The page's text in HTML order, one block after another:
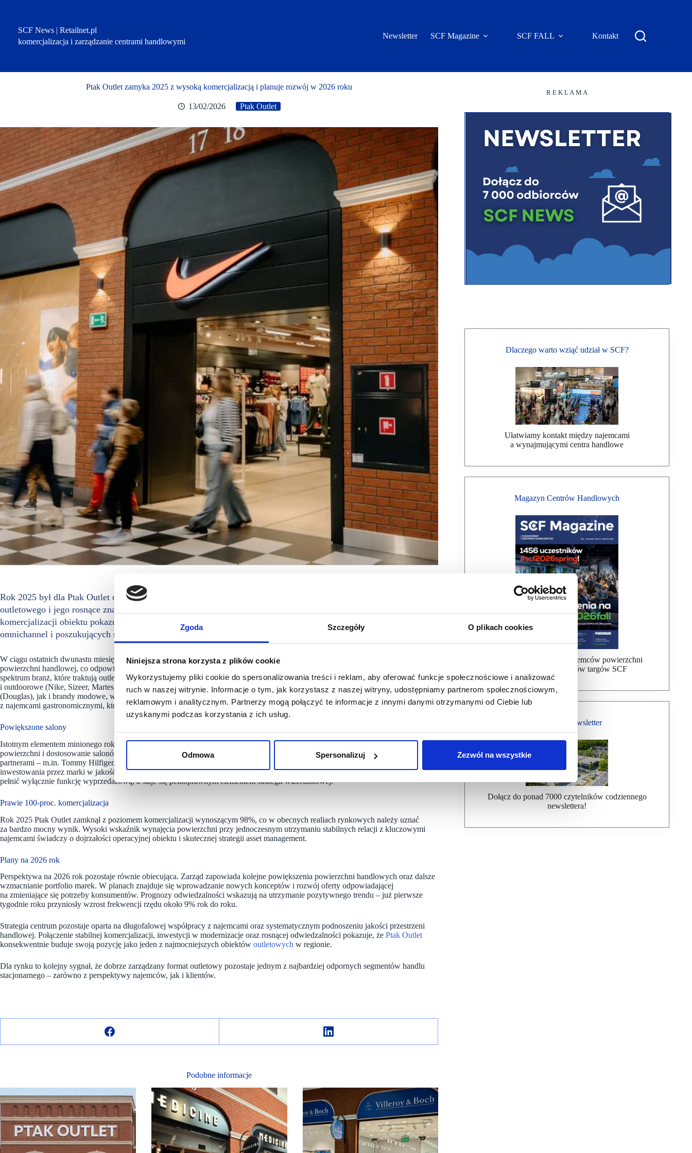
Zgoda Szczegóły O plikach cookies
Niniejsza strona korzysta z plików cookie
Wykorzystujemy pliki cookie do spersonalizowania treści i reklam, aby oferować funkcje społecznościowe i analizować
ruch w naszej witrynie. Informacje o tym, jak korzystasz z naszej witryny, udostępniamy partnerom społecznościowym,
reklamowym i analitycznym. Partnerzy mogą połączyć te informacje z innymi danymi otrzymanymi od Ciebie lub
uzyskanymi podczas korzystania z ich usług.
Odmowa Spersonalizuj Zezwól na wszystkie
SCF News | Retailnet.pl
komercjalizacja i zarządzanie centrami handlowymi
Newsletter SCF Magazine SCF FALL Kontakt
Ptak Outlet zamyka 2025 z wysoką komercjalizacją i planuje rozwój w 2026 roku
13/02/2026 Ptak Outlet
Rok 2025 był dla Ptak Outlet okresem intensywnej aktywności komercyjnej, który potwierdził stabilność formatu
outletowego i jego rosnące znaczenie w strukturze polskiego handlu. Skala podpisanych umów najmu oraz poziom
komercjalizacji obiektu pokazują, że centrum pozostaje atrakcyjną lokalizacją dla marek rozwijających strategie
omnichannel i poszukujących stabilnych, efektywnych przestrzeni sprzedażowych.
W ciągu ostatnich dwunastu miesięcy Ptak Outlet sfinalizował 22 przedłużenia umów najmu obejmujące łącznie blisko 5,4 tys. mkw.
powierzchni handlowej, co odpowiada około 30% całkowitej GLA centrum. Struktura podpisanych kontraktów pokazuje szerokie
spektrum branż, które traktują outlet jako strategiczny kanał sprzedaży. Wśród najemców znalazły się zarówno marki sportowe
i outdoorowe (Nike, Sizeer, Martes Sport), koncepty z segmentu home (Le Creuset, WMF, Villeroy & Boch), operatorzy beauty
(Douglas), jak i brandy modowe, w tym Tommy Hilfiger, Calvin Klein, Vistula, Diverse czy Solar. Do tego dochodzą także umowy
z najemcami gastronomicznymi, które wzmacniają funkcję destynacyjną obiektu.
Powiększone salony
Istotnym elementem minionego roku było pięć kontraktów obejmujących nie tylko przedłużenie współpracy, ale również powiększenie
powierzchni i dostosowanie salonów do najnowszych konceptów wizualnych. Projekty realizowane wspólnie z kluczowymi
partnerami – m.in. Tommy Hilfiger, Calvin Klein, Vistula, Diverse i Alpine Pro – wpisują się w obserwowany na rynku trend
inwestowania przez marki w jakość przestrzeni outletowych. Modernizacje i rozbudowy potwierdzają, że kanał outletowy przestaje
pełnić wyłącznie funkcję wyprzedażową, a staje się pełnoprawnym elementem strategii wizerunkowej.
Prawie 100-proc. komercjalizacja
Rok 2025 Ptak Outlet zamknął z poziomem komercjalizacji wynoszącym 98%, co w obecnych realiach rynkowych należy uznać
za bardzo mocny wynik. Wysoki wskaźnik wynajęcia powierzchni przy jednoczesnym utrzymaniu stabilnych relacji z kluczowymi
najemcami świadczy o dojrzałości operacyjnej obiektu i skutecznej strategii asset management.
Plany na 2026 rok
Perspektywa na 2026 rok pozostaje równie obiecująca. Zarząd zapowiada kolejne powiększenia powierzchni handlowych oraz dalsze
wzmacnianie portfolio marek. W planach znajduje się wprowadzanie nowych konceptów i rozwój oferty odpowiadającej
na zmieniające się potrzeby konsumentów. Prognozy odwiedzalności wskazują na utrzymanie pozytywnego trendu – już pierwsze
tygodnie roku przyniosły wzrost frekwencji rzędu około 9% rok do roku.
Strategia centrum pozostaje oparta na długofalowej współpracy z najemcami oraz systematycznym podnoszeniu jakości przestrzeni
handlowej. Połączenie stabilnej komercjalizacji, inwestycji w modernizacje oraz rosnącej odwiedzalności pokazuje, że Ptak Outlet
konsekwentnie buduje swoją pozycję jako jeden z najmocniejszych obiektów outletowych w regionie.
Dla rynku to kolejny sygnał, że dobrze zarządzany format outletowy pozostaje jednym z najbardziej odpornych segmentów handlu
stacjonarnego – zarówno z perspektywy najemców, jak i klientów.
Podobne informacje
R E K L A M A
Dlaczego warto wziąć udział w SCF?
Ułatwiamy kontakt między najemcami
a wynajmującymi centra handlowe
Magazyn Centrów Handlowych
Bezpłatna wysyłka dla najemców powierzchni
handlowej, uczestników targów SCF
Bezpłatny Newsletter
Dołącz do ponad 7000 czytelników codziennego
newslettera!